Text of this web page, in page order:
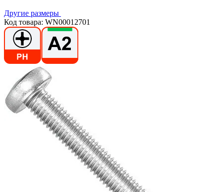
Другие размеры
Код товара: WN00012701